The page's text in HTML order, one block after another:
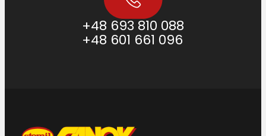
+48 693 810 088
+48 601 661 096